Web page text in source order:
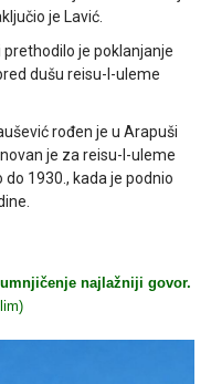
je Lavić.
je poklanjanje
dušu reisu-l-uleme
rođen je u Arapuši
je za reisu-l-uleme
1930., kada je podnio
najlažniji govor.